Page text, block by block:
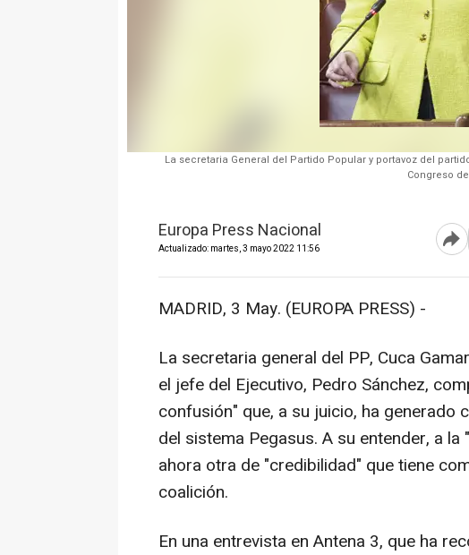
La secretaria General del Partido Popular y portavoz del
Congreso
Europa Press Nacional
Actualizado: martes, 3 mayo 2022 11:56
MADRID, 3 May. (EUROPA PRESS) -
La secretaria general del PP, Cuca
el jefe del Ejecutivo, Pedro Sánchez,
confusión" que, a su juicio, ha generado
del sistema Pegasus. A su entender, a
ahora otra de "credibilidad" que tiene
coalición.
En una entrevista en Antena 3, que ha